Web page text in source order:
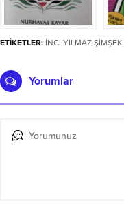
ETİKETLER: İNCİ YILMAZ ŞİMŞEK,
Yorumlar